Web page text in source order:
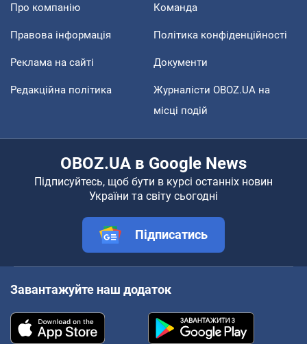
Про компанію Команда
Правова інформація Політика конфіденційності
Реклама на сайті Документи
Редакційна політика
Журналісти OBOZ.UA на
місці подій
OBOZ.UA в Google News
Підписуйтесь, щоб бути в курсі останніх новин
України та світу сьогодні
Підписатись
Завантажуйте наш додаток